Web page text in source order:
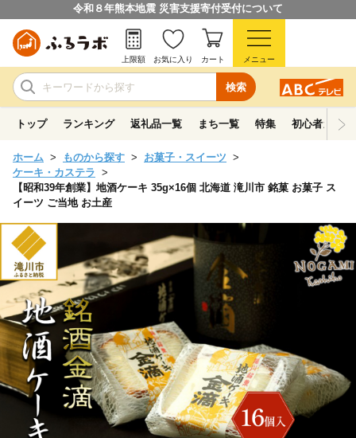
令和８年熊本地震 災害支援寄付受付について
検索
上限額 お気に入り カート メニュー
トップ ランキング 返礼品一覧 まち一覧 特集 初心者ガイド
ホーム ものから探す
お菓子・スイーツ
ケーキ・カステラ
【昭和39年創業】地酒ケーキ 35g×16個 北海道 滝川市 銘菓 お菓子 ス
イーツ ご当地 お土産